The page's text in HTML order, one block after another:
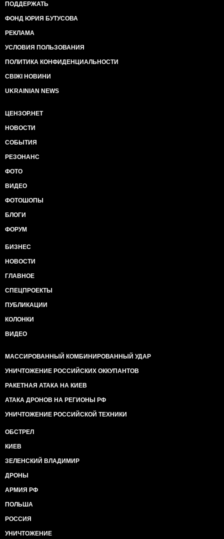
ПОДДЕРЖАТЬ
ФОНД ЮРИЯ БУТУСОВА
РЕКЛАМА
УСЛОВИЯ ПОЛЬЗОВАНИЯ
ПОЛИТИКА КОНФИДЕНЦИАЛЬНОСТИ
СВІЖІ НОВИНИ
UKRAINIAN NEWS
ЦЕНЗОР.НЕТ
НОВОСТИ
СОБЫТИЯ
РЕЗОНАНС
ФОТО
ВИДЕО
ФОТОШОПЫ
БЛОГИ
ФОРУМ
БИЗНЕС
НОВОСТИ
ГЛАВНОЕ
СПЕЦПРОЕКТЫ
ПУБЛИКАЦИИ
КОЛОНКИ
ВИДЕО
МАССИРОВАННЫЙ КОМБИНИРОВАННЫЙ УДАР
УНИЧТОЖЕНИЕ РОССИЙСКИХ ОККУПАНТОВ
РАКЕТНАЯ АТАКА НА КИЕВ
АТАКА ДРОНОВ НА РЕГИОНЫ РФ
УНИЧТОЖЕНИЕ РОССИЙСКОЙ ТЕХНИКИ
ОБСТРЕЛ
КИЕВ
ЗЕЛЕНСКИЙ ВЛАДИМИР
ДРОНЫ
АРМИЯ РФ
ПОЛЬША
РОССИЯ
УНИЧТОЖЕНИЕ